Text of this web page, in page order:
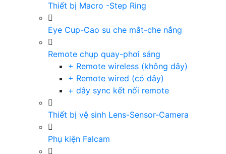
Thiết bị Macro -Step Ring
Eye Cup-Cao su che mắt-che nắng
Remote chụp quay-phơi sáng
+ Remote wireless (không dây)
+ Remote wired (có dây)
+ dây sync kết nối remote
Thiết bị vệ sinh Lens-Sensor-Camera
Phụ kiện Falcam